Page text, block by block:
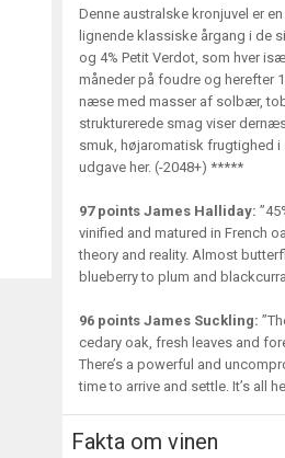
Denne australske kronjuvel er
lignende klassiske årgang i de
og 4% Petit Verdot, som hver
måneder på foudre og herefter
næse med masser af solbær,
strukturerede smag viser
smuk, højaromatisk frugtighed
udgave her. (-2048+) *****
97 points James Halliday:
vinified and matured in French
theory and reality. Almost
blueberry to plum and
96 points James Suckling:
cedary oak, fresh leaves and
There’s a powerful and
time to arrive and settle. It’s all
Fakta om vinen